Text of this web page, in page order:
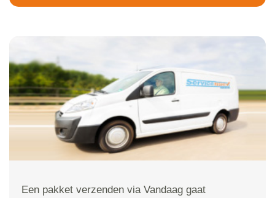
Een pakket verzenden via Vandaag gaat